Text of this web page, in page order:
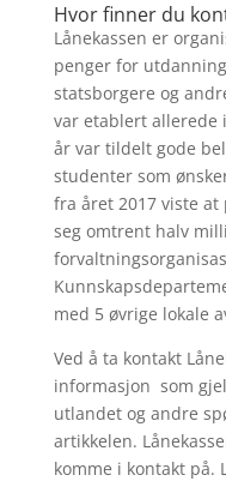
Hvor finner du
Lånekassen er
penger for
statsborgere og
var etablert allerede
år var tildelt gode
studenter som
fra året 2017 viste
seg omtrent halv
med 5 øvrige lokale
Ved å ta kontakt
informasjon som
utlandet og andre
artikkelen.
komme i kontakt på.